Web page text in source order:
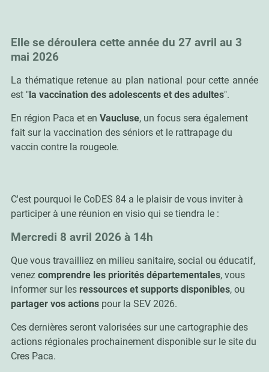
Elle se déroulera cette année du 27 avril au 3
mai 2026
La thématique retenue au plan national pour cette année
est "la vaccination des adolescents et des adultes".
En région Paca et en Vaucluse, un focus sera également
fait sur la vaccination des séniors et le rattrapage du
vaccin contre la rougeole.
C'est pourquoi le CoDES 84 a le plaisir de vous inviter à
participer à une réunion en visio qui se tiendra le :
Mercredi 8 avril 2026 à 14h
Que vous travailliez en milieu sanitaire, social ou éducatif,
venez comprendre les priorités départementales, vous
informer sur les ressources et supports disponibles, ou
partager vos actionspour la SEV 2026.
Ces dernières seront valorisées sur une cartographie des
actions régionales prochainement disponible sur le site du
Cres Paca.